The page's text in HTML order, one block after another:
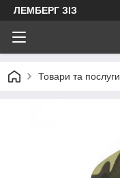
ЛЕМБЕРГ ЗІЗ
Товари та послуги